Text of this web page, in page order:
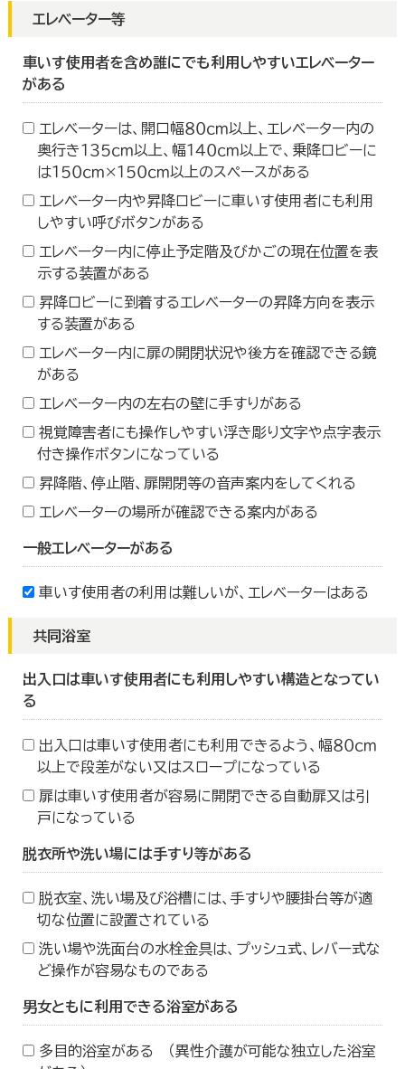
エレベーター等
車いす使用者を含め誰にでも利用しやすいエレベーター
がある
エレベーターは、開口幅８０ｃｍ以上、エレベーター内の
奥行き１３５ｃｍ以上、幅１４０ｃｍ以上で、乗降ロビーに
は１５０ｃｍ×１５０ｃｍ以上のスペースがある
エレベーター内や昇降ロビーに車いす使用者にも利用
しやすい呼びボタンがある
エレベーター内に停止予定階及びかごの現在位置を表
示する装置がある
昇降ロビーに到着するエレベーターの昇降方向を表示
する装置がある
エレベーター内に扉の開閉状況や後方を確認できる鏡
がある
エレベーター内の左右の壁に手すりがある
視覚障害者にも操作しやすい浮き彫り文字や点字表示
付き操作ボタンになっている
昇降階、停止階、扉開閉等の音声案内をしてくれる
エレベーターの場所が確認できる案内がある
一般エレベーターがある
車いす使用者の利用は難しいが、エレベーターはある
共同浴室
出入口は車いす使用者にも利用しやすい構造となってい
る
出入口は車いす使用者にも利用できるよう、幅８０ｃｍ
以上で段差がない又はスロープになっている
扉は車いす使用者が容易に開閉できる自動扉又は引
戸になっている
脱衣所や洗い場には手すり等がある
脱衣室、洗い場及び浴槽には、手すりや腰掛台等が適
切な位置に設置されている
洗い場や洗面台の水栓金具は、プッシュ式、レバー式な
ど操作が容易なものである
男女ともに利用できる浴室がある
多目的浴室がある （異性介護が可能な独立した浴室